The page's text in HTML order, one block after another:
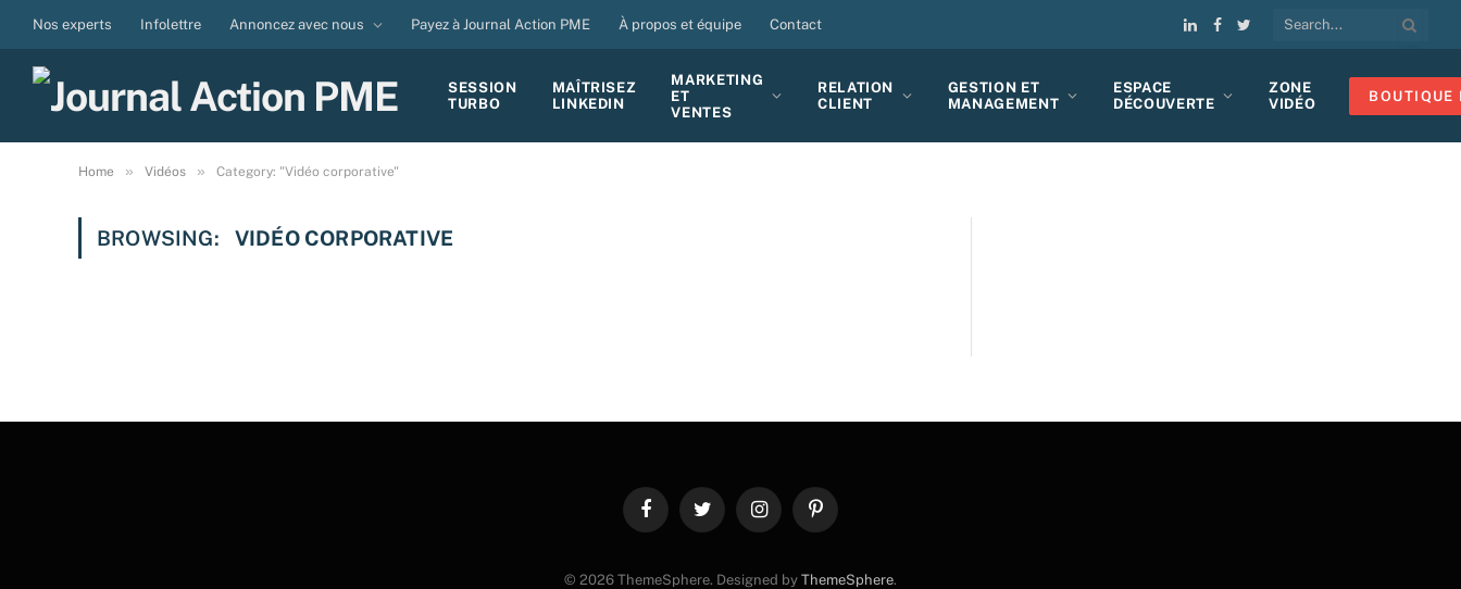
Nos experts Infolettre Annoncez avec nous Payez à Journal Action PME À propos et équipe Contact
LinkedIn
Facebook
Twitter
SESSION
TURBO
MAÎTRISEZ
LINKEDIN
MARKETING
ET
VENTES
RELATION
CLIENT
GESTION ET
MANAGEMENT
ESPACE
DÉCOUVERTE
ZONE
VIDÉO
BOUTIQUE
Home » Vidéos » Category: "Vidéo corporative"
BROWSING: VIDÉO CORPORATIVE
FacebookTwitter InstagramPinterest
© 2026 ThemeSphere. Designed by ThemeSphere.